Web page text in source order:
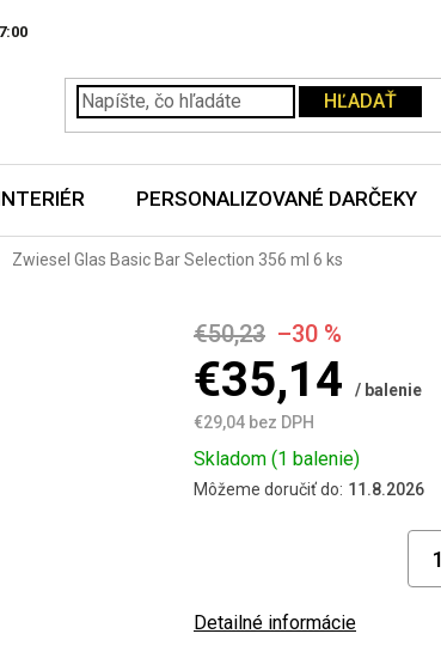
HĽADAŤ
PERSONALIZOVANÉ DARČEKY
Zwiesel Glas Basic Bar Selection 356 ml 6 ks
€50,23 –30 %
€35,14
/ balenie
€29,04 bez DPH
Jednotková
cena:
Skladom (1 balenie)
Môžeme doručiť do: 11.8.2026
Detailné informácie